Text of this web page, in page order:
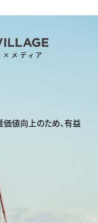
×メディア
値向上のため、有益